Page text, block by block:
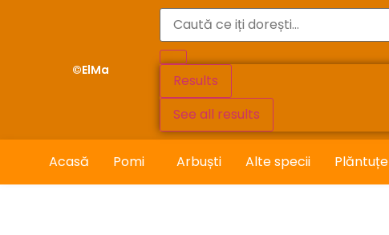
©ElMa
Results
See all results
Acasă Pomi Arbuști Alte specii Plăntuțe